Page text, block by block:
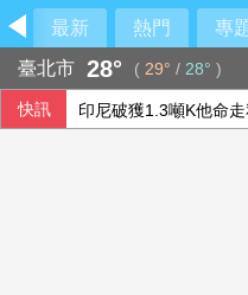
最新 熱門 專
臺北市 28° ( 29° / 28° )
快訊 印尼破獲1.3噸K他命